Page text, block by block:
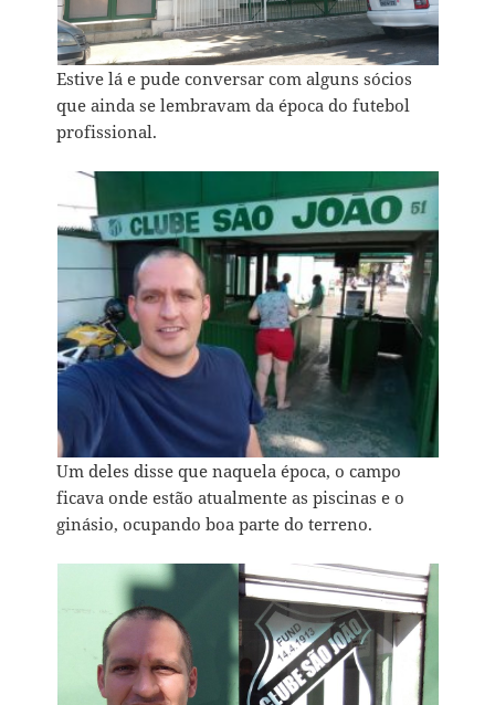
Estive lá e pude conversar com alguns sócios
que ainda se lembravam da época do futebol
profissional.
Um deles disse que naquela época, o campo
ficava onde estão atualmente as piscinas e o
ginásio, ocupando boa parte do terreno.